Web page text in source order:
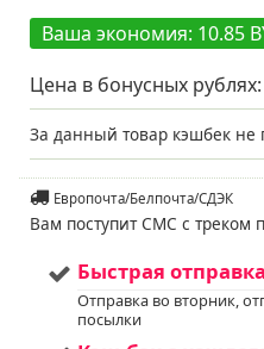
Цвет хвои/листа:
Вид:
Примечание:
Ваша экономия: 10.85
Цена в бонусных рублях:
За данный товар кэшбек не
Европочта/Белпочта/СДЭК
Вам поступит СМС с треком
Быстрая отправка
Отправка во вторник,
посылки